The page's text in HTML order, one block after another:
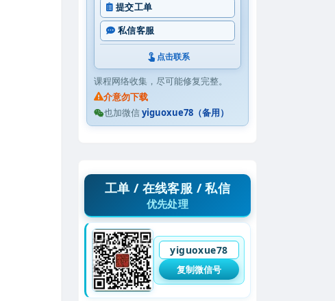
提交工单
私信客服
点击联系
课程网络收集，尽可能修复完整。
介意勿下载
也加微信yiguoxue78（备用）
工单 / 在线客服 / 私信
优先处理
yiguoxue78
复制微信号